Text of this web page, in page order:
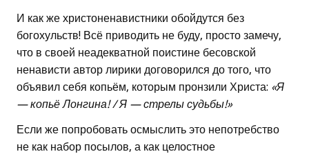
И как же христоненавистники обойдутся без
богохульств! Всё приводить не буду, просто замечу,
что в своей неадекватной поистине бесовской
ненависти автор лирики договорился до того, что
объявил себя копьём, которым пронзили Христа: «Я
— копьё Лонгина! / Я — стрелы судьбы!»
Если же попробовать осмыслить это непотребство
не как набор посылов, а как целостное